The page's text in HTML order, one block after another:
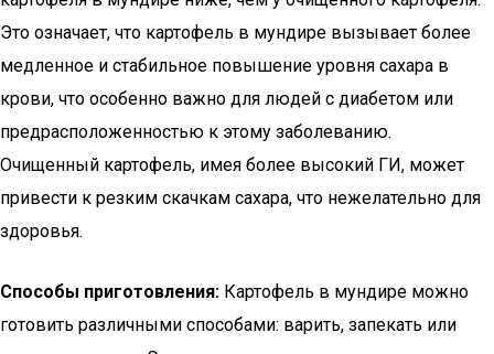
Это означает, что картофель в мундире вызывает более
медленное и стабильное повышение уровня сахара в
крови, что особенно важно для людей с диабетом или
предрасположенностью к этому заболеванию.
Очищенный картофель, имея более высокий ГИ, может
привести к резким скачкам сахара, что нежелательно для
здоровья.
Способы приготовления: Картофель в мундире можно
готовить различными способами: варить, запекать или